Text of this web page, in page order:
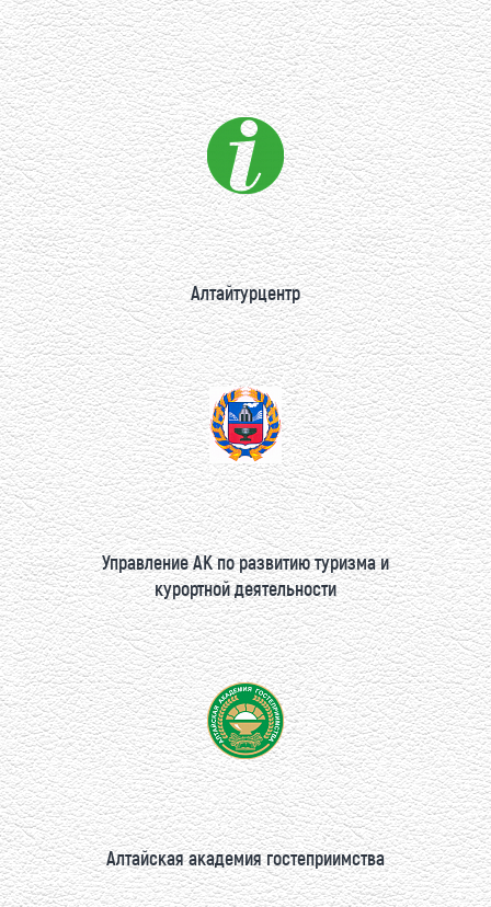
Алтайтурцентр
Управление АК по развитию туризма и
курортной деятельности
Алтайская академия гостеприимства